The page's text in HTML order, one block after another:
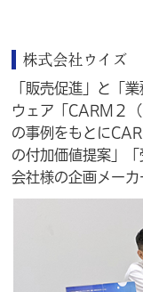
株式会社ウイズ
「販売促進」と「
ウェア「CARM２
の事例をもとに
の付加価値提案」
会社様の企画メーカ